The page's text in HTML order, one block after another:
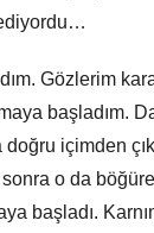
Gözlerim
başladım.
doğru içimden
o da
başladı.